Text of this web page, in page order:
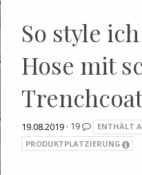
So style
Hose mit
19.08.2019 · 19 ENTHÄLT
PRODUKTPLATZIERUNG